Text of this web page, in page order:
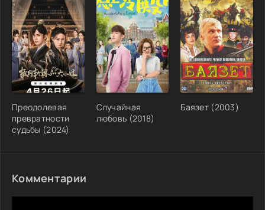
Преодолевая
превратности
судьбы (2024)
Случайная
любовь (2018)
Баязет (2003)
Комментарии